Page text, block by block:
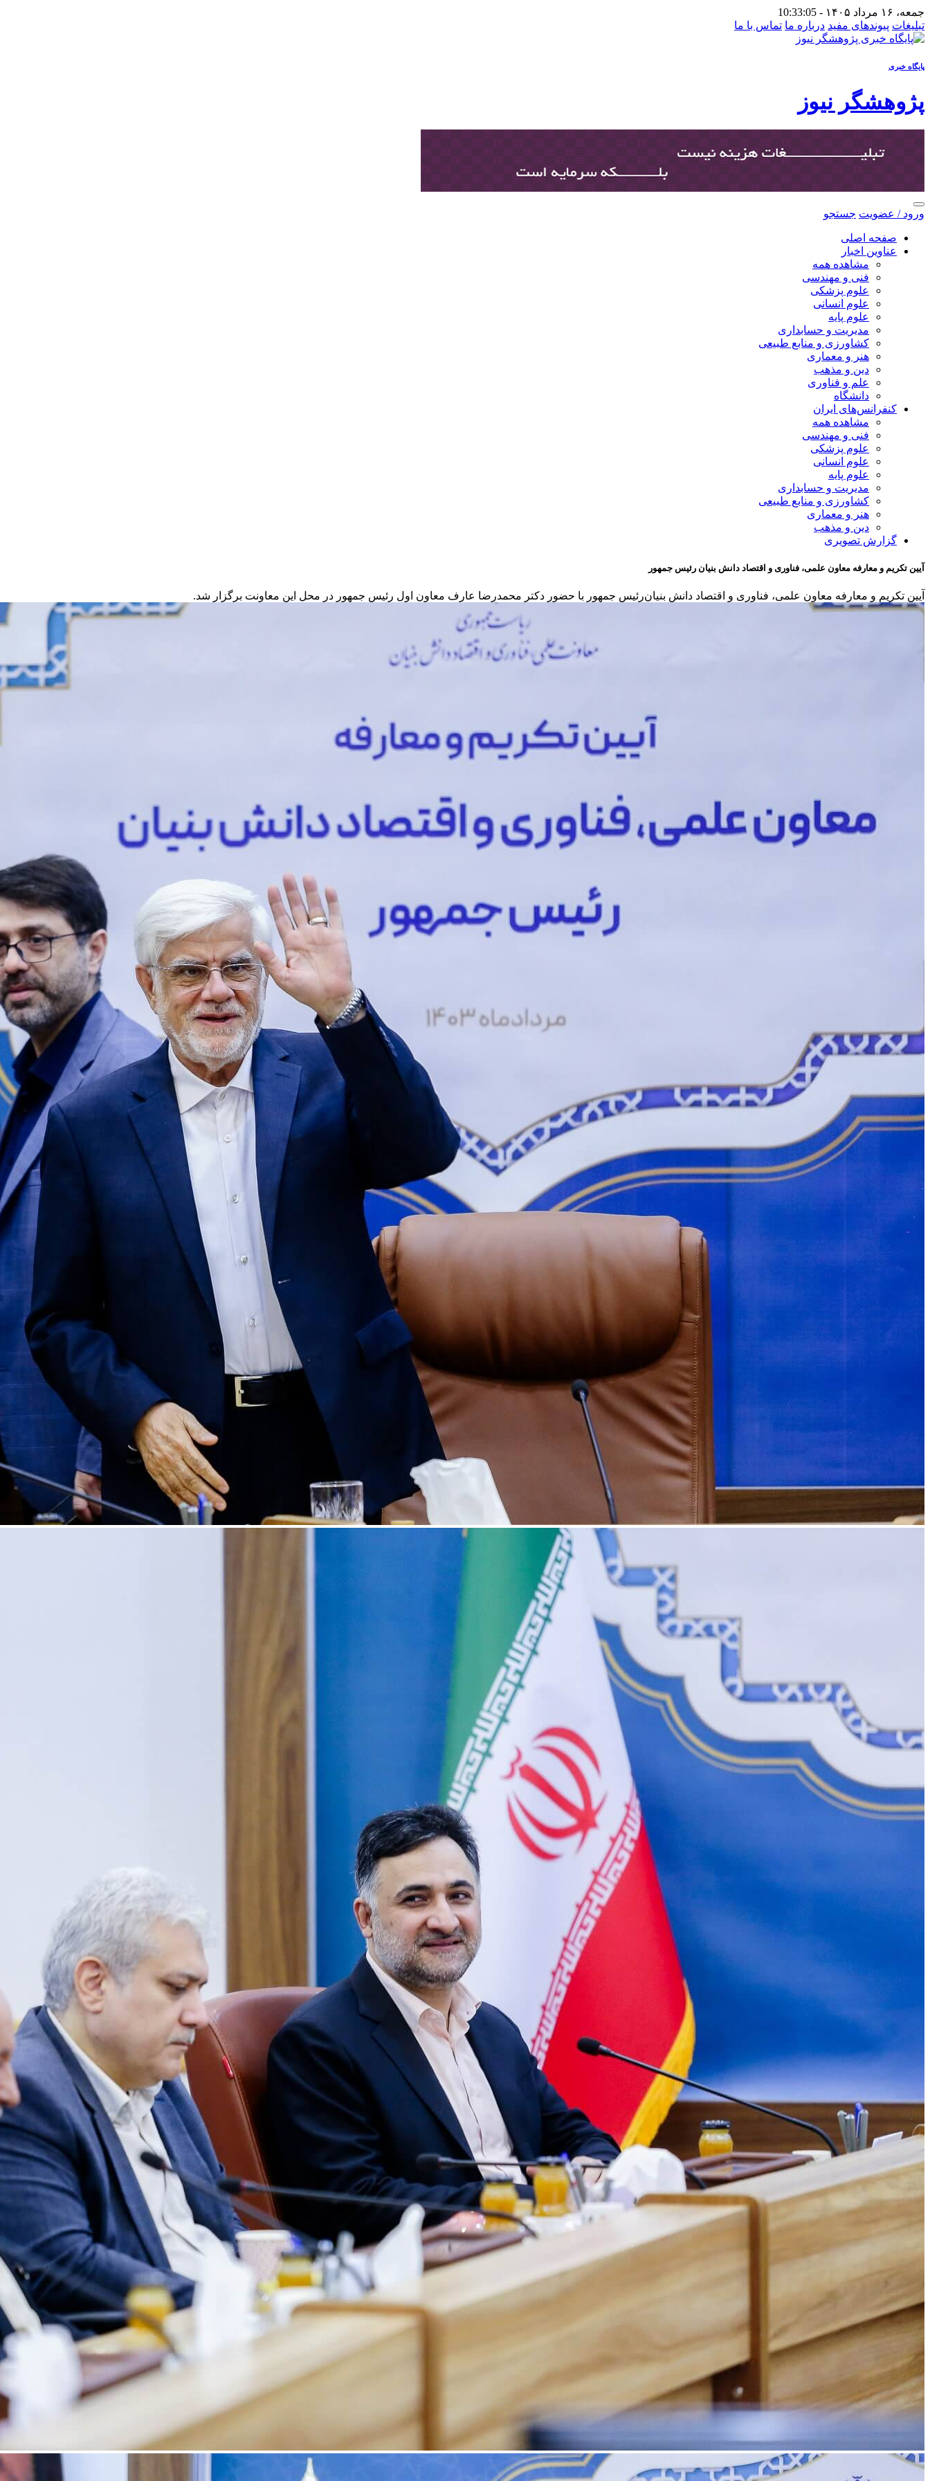
جمعه، ۱۶ مرداد ۱۴۰۵ -
10:33:05
تبلیغات پیوندهای مفید درباره ما تماس با ما
پایگاه خبری
پژوهشگر نیوز
ورود / عضویت جستجو
صفحه اصلی
عناوین اخبار
مشاهده همه
فنی و مهندسی
علوم پزشکی
علوم انسانی
علوم پایه
مدیریت و حسابداری
کشاورزی و منابع طبیعی
هنر و معماری
دین و مذهب
علم و فناوری
دانشگاه
کنفرانس‌های ایران
مشاهده همه
فنی و مهندسی
علوم پزشکی
علوم انسانی
علوم پایه
مدیریت و حسابداری
کشاورزی و منابع طبیعی
هنر و معماری
دین و مذهب
گزارش تصویری
آیین تکریم و معارفه معاون علمی، فناوری و اقتصاد دانش بنیان رئیس جمهور
آیین تکریم و معارفه معاون علمی، فناوری و اقتصاد دانش بنیان‌رئیس جمهور با حضور دکتر محمدرضا عارف معاون اول رئیس جمهور در محل این معاونت برگزار شد.